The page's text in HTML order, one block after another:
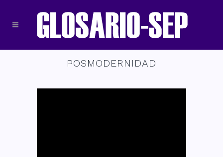
POSMODERNIDAD